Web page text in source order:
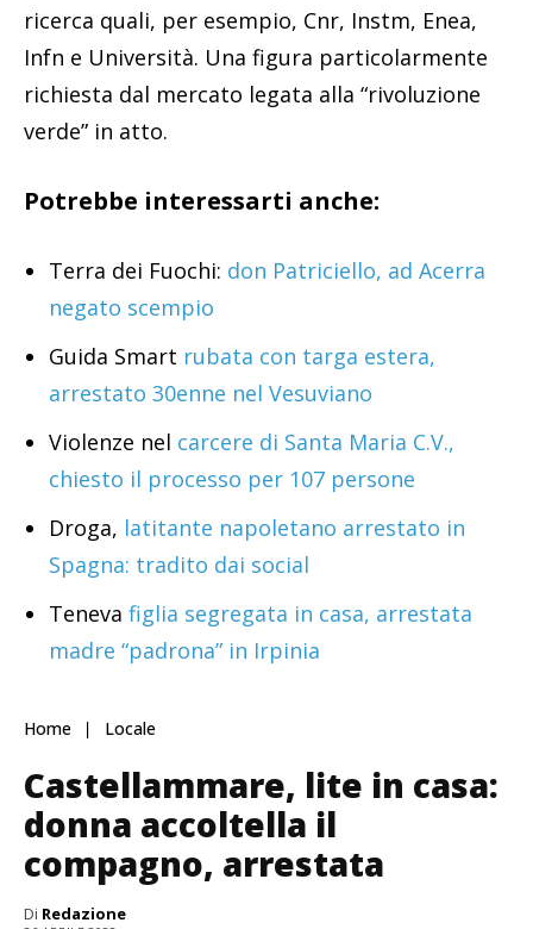
ricerca quali, per esempio, Cnr, Instm, Enea,
Infn e Università. Una figura particolarmente
richiesta dal mercato legata alla “rivoluzione
verde” in atto.
Potrebbe interessarti anche:
Terra dei Fuochi: don Patriciello, ad Acerra
negato scempio
Guida Smart rubata con targa estera,
arrestato 30enne nel Vesuviano
Violenze nel carcere di Santa Maria C.V.,
chiesto il processo per 107 persone
Droga, latitante napoletano arrestato in
Spagna: tradito dai social
Teneva figlia segregata in casa, arrestata
madre “padrona” in Irpinia
Home Locale
Castellammare, lite in casa:
donna accoltella il
compagno, arrestata
Di Redazione